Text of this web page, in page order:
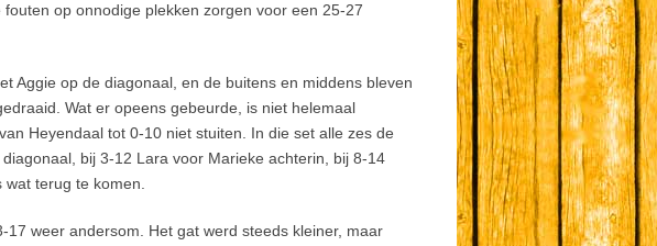
op onnodige plekken zorgen voor een 25-27
Aggie op de diagonaal, en de buitens en middens bleven
Wat er opeens gebeurde, is niet helemaal
Heyendaal tot 0-10 niet stuiten. In die set alle zes de
bij 3-12 Lara voor Marieke achterin, bij 8-14
terug te komen.
weer andersom. Het gat werd steeds kleiner, maar